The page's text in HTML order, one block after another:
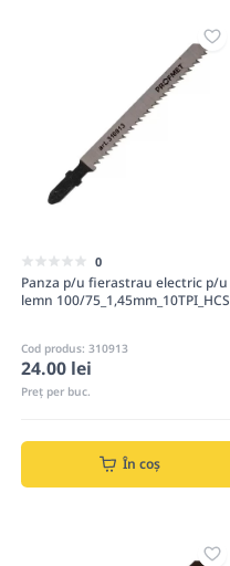
0
Panza p/u fierastrau electric p/u
lemn 100/75_1,45mm_10TPI_HCS
Cod produs: 310913
24.00 lei
Preț per buc.
În coș